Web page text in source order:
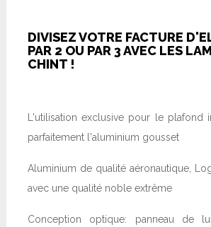
DIVISEZ VOTRE FACTURE
PAR 2 OU PAR 3 AVEC LES
CHINT !
L'utilisation exclusive pour le plafond
parfaitement l'aluminium gousset
Aluminium de qualité aéronautique,
avec une qualité noble extrême
Conception optique: panneau de